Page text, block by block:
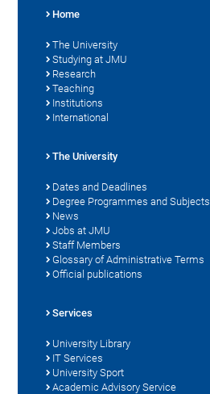
Home
The University
Studying at JMU
Research
Teaching
Institutions
International
The University
Dates and Deadlines
Degree Programmes and Subjects
News
Jobs at JMU
Staff Members
Glossary of Administrative Terms
Official publications
Services
University Library
IT Services
University Sport
Academic Advisory Service